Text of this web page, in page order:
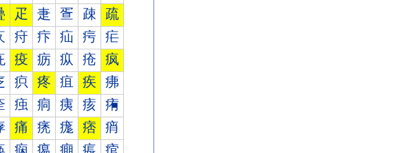
疋 疌 疍 疎 疏
疛 疜 疝 疞 疟
疫 疬 疭 疮 疯
疻 疼 疽 疾 疿
痋 痌 痍 痎 痏
痛 痜 痝 痞 痟
痫 痬 痭 痮 痯